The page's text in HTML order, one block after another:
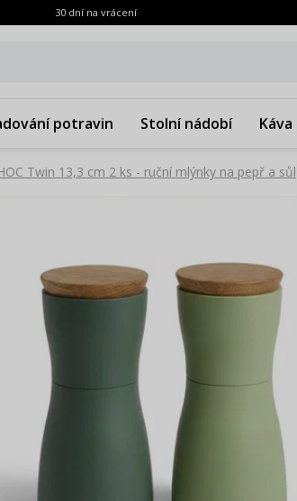
30 dní na vrácení
potravin Stolní nádobí Káva
Twin 13,3 cm 2 ks - ruční mlýnky na pepř a sůl